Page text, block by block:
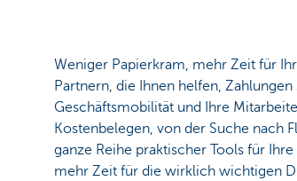
Weniger Papierkram, mehr Zeit für
Partnern, die Ihnen helfen,
Geschäftsmobilität und Ihre
Kostenbelegen, von der Suche nach
ganze Reihe praktischer Tools für
mehr Zeit für die wirklich wichtigen